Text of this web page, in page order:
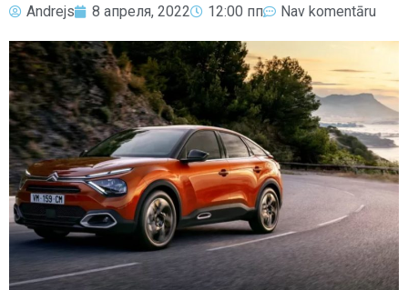
Andrejs 8 апреля, 2022 12:00 пп Nav komentāru